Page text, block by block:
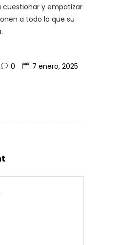
cuestionar y empatizar
a todo lo que su
0 7 enero, 2025